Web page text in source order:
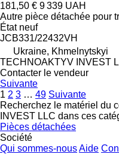
181,50 € 9 339 UAH
Autre pièce détachée pour
Étatneuf
JCB331/22432VH
Ukraine, Khmelnytskyi
TECHNOAKTYV INVEST
Contacter le vendeur
Suivante
1 2 3 … 49 Suivante
Recherchez le matériel du
INVEST LLC dans ces
Pièces détachées
Société
Qui sommes-nousAide